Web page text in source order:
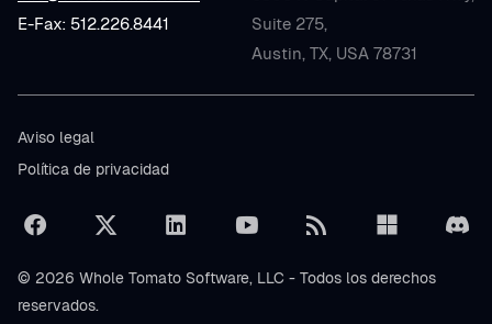
E-Fax: 512.226.8441
Suite 275,
Austin, TX, USA 78731
Aviso legal
Política de privacidad
© 2026 Whole Tomato Software, LLC - Todos los derechos
reservados.